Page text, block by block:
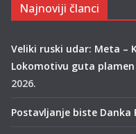
Najnoviji članci
Veliki ruski udar: Meta –
Lokomotivu guta plamen
2026.
Postavljanje biste Danka